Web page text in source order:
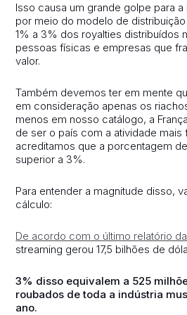
Isso causa um grande golpe para
por meio do modelo de
1% a 3% dos royalties distribuídos
pessoas físicas e empresas que
valor.
Também devemos ter em mente
em consideração apenas os
menos em nosso catálogo, a
de ser o país com a atividade mais
acreditamos que a porcentagem
superior a 3%.
Para entender a magnitude disso,
cálculo:
De acordo com o último relatório da
streaming gerou 17,5 bilhões de
3% disso equivalem a 525
roubados de toda a indústria
ano.